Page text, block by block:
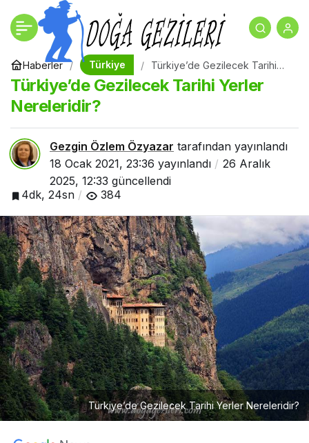
Haberler Türkiye
Türkiye’de Gezilecek Tarihi
Yerler Nereleridir?
Türkiye’de Gezilecek Tarihi Yerler
Nereleridir?
Gezgin Özlem Özyazar tarafından yayınlandı
18 Ocak 2021, 23:36 yayınlandı
26 Aralık
2025, 12:33 güncellendi
4dk, 24sn
384
Türkiye’de Gezilecek Tarihi Yerler Nereleridir?
Mersin Gezilecek Yerler + - Paylaş